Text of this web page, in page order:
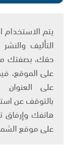
حقك، بصفتك
على الموقع،
بالتوقف عن
هاتفك وإرفاق
على موقع